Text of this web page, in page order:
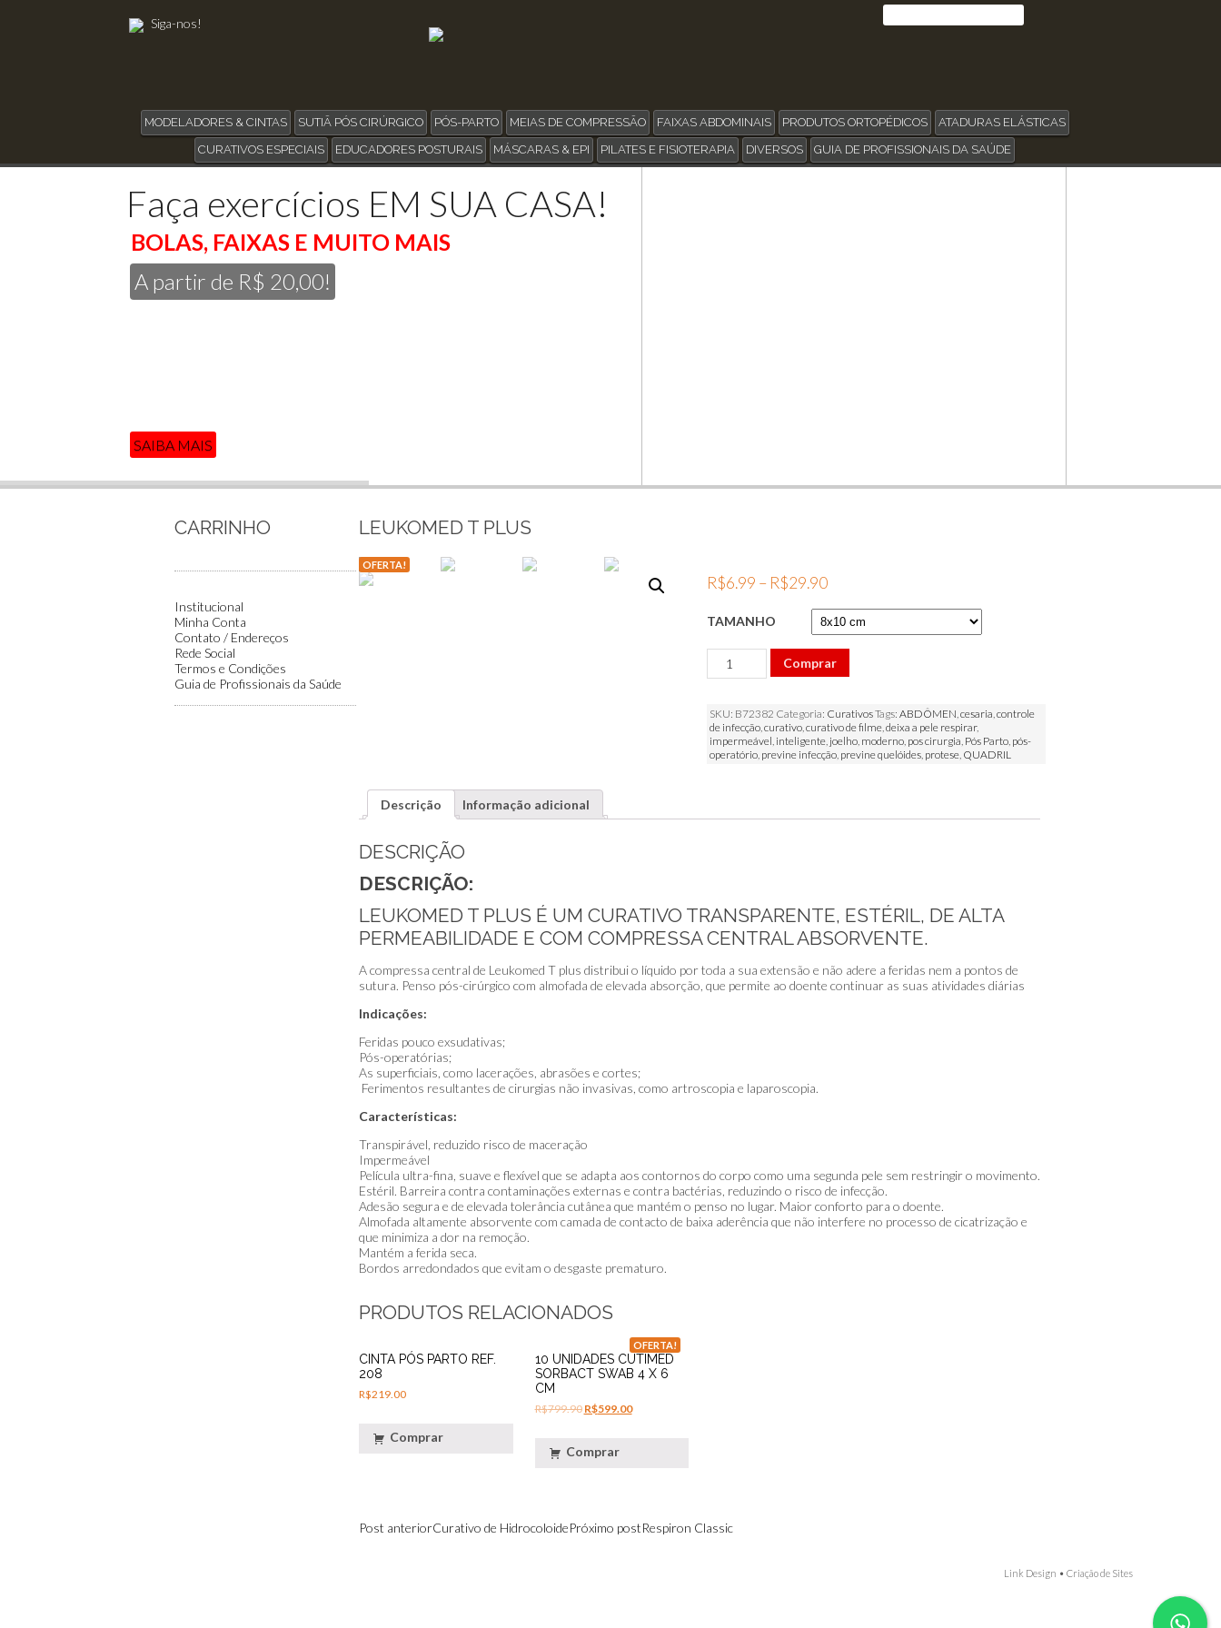
Siga-nos!
MODELADORES & CINTAS SUTIÃ PÓS CIRÚRGICO PÓS-PARTO MEIAS DE COMPRESSÃO FAIXAS ABDOMINAIS PRODUTOS ORTOPÉDICOS
ATADURAS ELÁSTICAS
CURATIVOS ESPECIAIS
EDUCADORES POSTURAIS MÁSCARAS & EPI PILATES E FISIOTERAPIA DIVERSOS GUIA DE PROFISSIONAIS DA SAÚDE
SAIBA MAIS
CARRINHO
Institucional
Minha Conta
Contato / Endereços
Rede Social
Termos e Condições
Guia de Profissionais da Saúde
LEUKOMED T PLUS
OFERTA!
R$6.99 – R$29.90
TAMANHO
Comprar
SKU: B72382 Categoria: CurativosTags: ABDÔMEN,cesaria,controle
de infecção,curativo,curativo de filme,deixa a pele respirar,
impermeável, inteligente, joelho, moderno, pos cirurgia, Pós Parto, pós-
operatório, previne infecção, previne quelóides, protese, QUADRIL
Descrição Informação adicional
DESCRIÇÃO
DESCRIÇÃO:
LEUKOMED T PLUS É UM CURATIVO TRANSPARENTE, ESTÉRIL, DE ALTA
PERMEABILIDADE E COM COMPRESSA CENTRAL ABSORVENTE.
A compressa central de Leukomed T plus distribui o líquido por toda a sua extensão e não adere a feridas nem a pontos de
sutura. Penso pós-cirúrgico com almofada de elevada absorção, que permite ao doente continuar as suas atividades diárias
Indicações:
Feridas pouco exsudativas;
Pós-operatórias;
As superficiais, como lacerações, abrasões e cortes;
Ferimentos resultantes de cirurgias não invasivas, como artroscopia e laparoscopia.
Características:
Transpirável, reduzido risco de maceração
Impermeável
Película ultra-fina, suave e flexível que se adapta aos contornos do corpo como uma segunda pele sem restringir o movimento.
Estéril. Barreira contra contaminações externas e contra bactérias, reduzindo o risco de infecção.
Adesão segura e de elevada tolerância cutânea que mantém o penso no lugar. Maior conforto para o doente.
Almofada altamente absorvente com camada de contacto de baixa aderência que não interfere no processo de cicatrização e
que minimiza a dor na remoção.
Mantém a ferida seca.
Bordos arredondados que evitam o desgaste prematuro.
PRODUTOS RELACIONADOS
CINTA PÓS PARTO REF.
208
R$219.00
Comprar
OFERTA!
10 UNIDADES CUTIMED
SORBACT SWAB 4 X 6
CM
R$799.90 R$599.00
Comprar
NAVEGAÇÃO
Post anteriorCurativo de HidrocoloidePróximo postRespiron Classic
Link Design • Criação de Sites